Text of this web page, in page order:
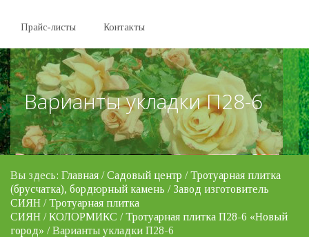
Прайс-листы Контакты
Варианты укладки П28-6
Вы здесь: Главная /Садовый центр /Тротуарная плитка
(брусчатка), бордюрный камень / Завод изготовитель
СИЯН /Тротуарная плитка
СИЯН /КОЛОРМИКС /Тротуарная плитка П28-6 «Новый
город» / Варианты укладки П28-6